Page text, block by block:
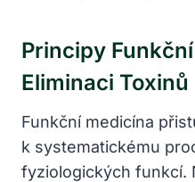
Principy
Eliminaci Toxinů
Funkční medicína
k systematickému
fyziologických funkcí.